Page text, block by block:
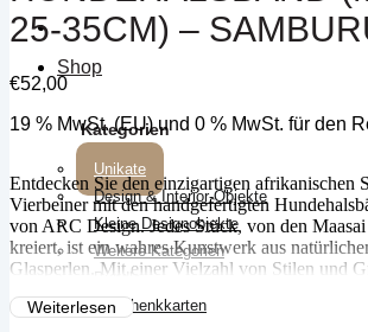
Shop
Kategorien
Unikate
Design & Interior-Objekte
Kleine Designobjekte
Weitere Kategorien
Bundle
Geschenkkarten
25-35CM) –
€52,00
19 % MwSt. (EU) und 0 % MwSt. für den
Entdecken Sie den einzigartigen afrikanischen
Vierbeiner mit den handgefertigten
von ARC Design. Jedes Stück, von den
kreiert, ist ein wahres Kunstwerk aus
Glasperlen. Mit einer Vielzahl von Stilen und
Ihren Hund.
Weiterlesen